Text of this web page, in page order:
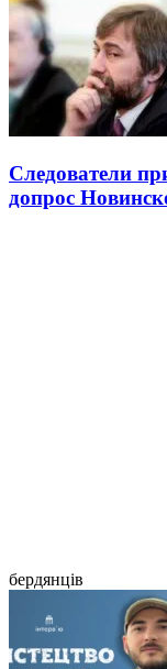
Следователи
допрос
бердянців